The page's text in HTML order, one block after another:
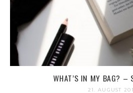
WHAT’S IN MY BAG? –
21. AUGUST